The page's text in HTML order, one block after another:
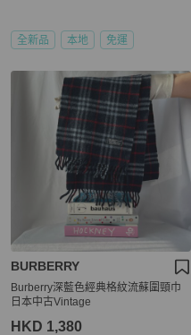
全新品 本地 免運
BURBERRY
Burberry深藍色經典格紋流蘇圍頸巾
日本中古Vintage
HKD 1,380